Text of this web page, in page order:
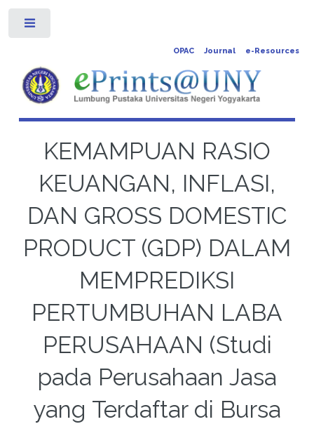
OPAC Journal e-Resources
KEMAMPUAN RASIO
KEUANGAN, INFLASI,
DAN GROSS DOMESTIC
PRODUCT (GDP) DALAM
MEMPREDIKSI
PERTUMBUHAN LABA
PERUSAHAAN (Studi
pada Perusahaan Jasa
yang Terdaftar di Bursa